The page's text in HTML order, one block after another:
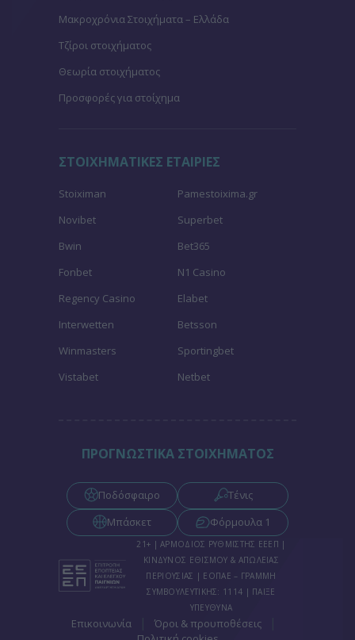
Μακροχρόνια Στοιχήματα – Ελλάδα
Τζίροι στοιχήματος
Θεωρία στοιχήματος
Προσφορές για στοίχημα
ΣΤΟΙΧΗΜΑΤΙΚΕΣ ΕΤΑΙΡΙΕΣ
Stoiximan
Pamestoixima.gr
Novibet
Superbet
Bwin
Bet365
Fonbet
N1 Casino
Regency Casino
Elabet
Interwetten
Betsson
Winmasters
Sportingbet
Vistabet
Netbet
ΠΡΟΓΝΩΣΤΙΚΑ ΣΤΟΙΧΗΜΑΤΟΣ
Ποδόσφαιρο
Τένις
Μπάσκετ
Φόρμουλα 1
21+ | ΑΡΜΟΔΙΟΣ ΡΥΘΜΙΣΤΗΣ ΕΕΕΠ |
ΚΙΝΔΥΝΟΣ ΕΘΙΣΜΟΥ & ΑΠΩΛΕΙΑΣ
ΠΕΡΙΟΥΣΙΑΣ | ΕΟΠΑΕ – ΓΡΑΜΜΗ
ΣΥΜΒΟΥΛΕΥΤΙΚΗΣ: 1114 | ΠΑΙΞΕ
ΥΠΕΥΘΥΝΑ
Επικοινωνία Όροι & προυποθέσεις